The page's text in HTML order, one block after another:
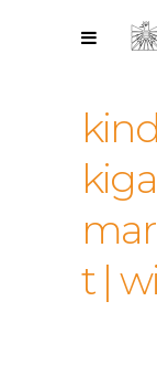
t |